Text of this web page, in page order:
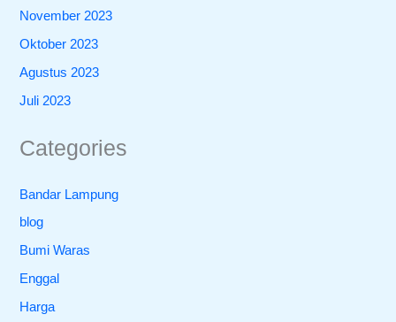
November 2023
Oktober 2023
Agustus 2023
Juli 2023
Categories
Bandar Lampung
blog
Bumi Waras
Enggal
Harga